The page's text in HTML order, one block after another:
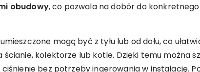
obudowy, co pozwala na dobór do konkretnego
mogą być z tyłu lub od dołu, co
ścianie, kolektorze lub kotle. Dzięki temu można
bez potrzeby ingerowania w instalację.